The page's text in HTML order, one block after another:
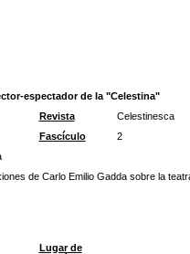
espectador de la "Celestina"
Revista
Celestinesca
Fascículo
2
de Carlo Emilio Gadda sobre la
Lugar de